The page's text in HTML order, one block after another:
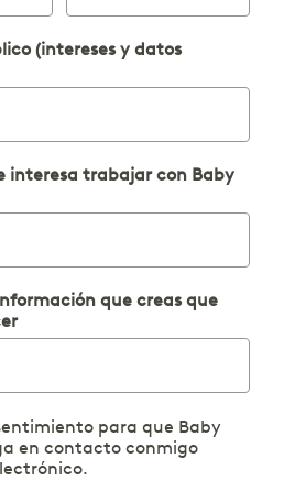
(intereses y datos
interesa trabajar con Baby
que creas que
para que Baby
en contacto conmigo